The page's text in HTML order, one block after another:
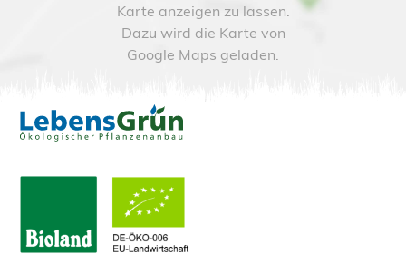
Karte anzeigen zu lassen.
Dazu wird die Karte von
Google Maps geladen.